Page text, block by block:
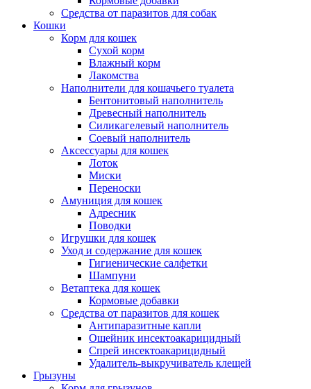
Средства от паразитов для собак
Кошки
Корм для кошек
Сухой корм
Влажный корм
Лакомства
Наполнители для кошачьего туалета
Бентонитовый наполнитель
Древесный наполнитель
Силикагелевый наполнитель
Соевый наполнитель
Аксессуары для кошек
Лоток
Миски
Переноски
Амуниция для кошек
Адресник
Поводки
Игрушки для кошек
Уход и содержание для кошек
Гигиенические салфетки
Шампуни
Ветаптека для кошек
Кормовые добавки
Средства от паразитов для кошек
Антипаразитные капли
Ошейник инсектоакарицидный
Спрей инсектоакарицидный
Удалитель-выкручиватель клещей
Грызуны